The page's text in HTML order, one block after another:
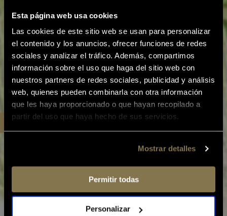
Esta página web usa cookies
Las cookies de este sitio web se usan para personalizar
el contenido y los anuncios, ofrecer funciones de redes
sociales y analizar el tráfico. Además, compartimos
información sobre el uso que haga del sitio web con
nuestros partners de redes sociales, publicidad y análisis
web, quienes pueden combinarla con otra información
que les haya proporcionado o que hayan recopilado a
partir del uso que haya hecho de sus servicios.
Mostrar detalles
Permitir todas
Personalizar